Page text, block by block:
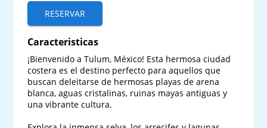
RESERVAR
Caracteristicas
¡Bienvenido a Tulum, México! Esta hermosa ciudad
costera es el destino perfecto para aquellos que
buscan deleitarse de hermosas playas de arena
blanca, aguas cristalinas, ruinas mayas antiguas y
una vibrante cultura.